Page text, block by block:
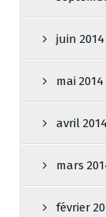
juin 2014
mai 2014
avril 2014
mars
février